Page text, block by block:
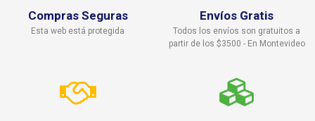
Compras Seguras
Esta web está protegida
Envíos Gratis
Todos los envíos son gratuitos a
partir de los $3500 - En Montevideo